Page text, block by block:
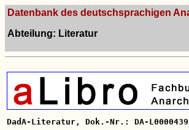
Datenbank des deutschsprachigen
Abteilung: Literatur
DadA-Literatur, Dok.-Nr.: DA-L0000439